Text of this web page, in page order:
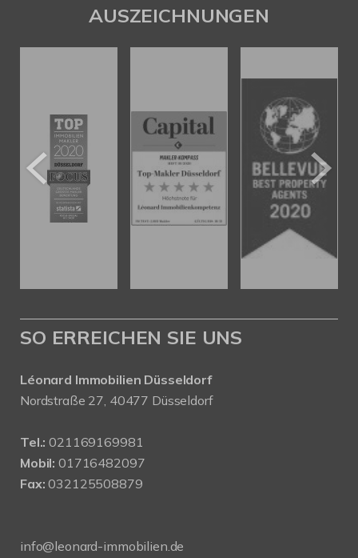
AUSZEICHNUNGEN
SO ERREICHEN SIE UNS
Léonard Immobilien Düsseldorf
Nordstraße 27, 40477 Düsseldorf
Tel.: 021169169981
Mobil: 01716482097
Fax: 032125508879
info@leonard-immobilien.de